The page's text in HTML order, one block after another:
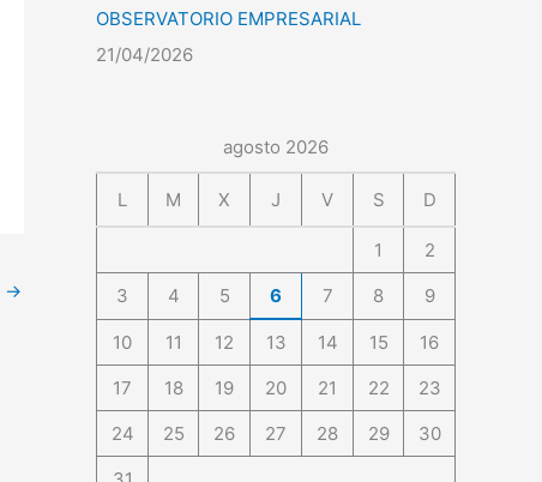
→
OBSERVATORIO EMPRESARIAL
21/04/2026
agosto 2026
L M X J V S D
1
2
3
4 5 6 7 8 9
10 11 12 13 14 15
16
17
18 19 20 21 22
23
24
25 26 27 28 29
30